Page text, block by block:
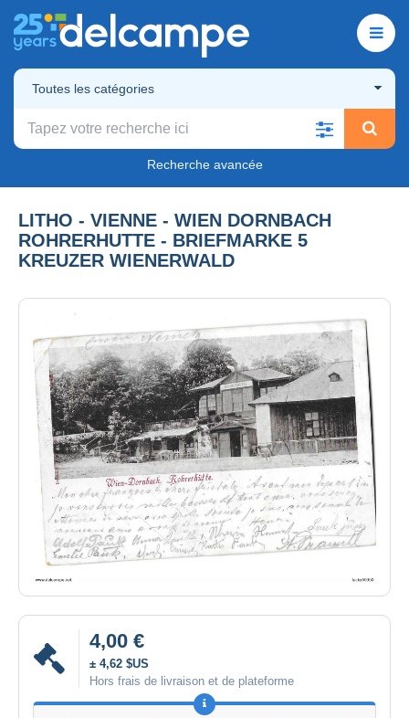
Toutes les catégories
Recherche avancée
LITHO - VIENNE - WIEN DORNBACH
ROHRERHUTTE - BRIEFMARKE 5
KREUZER WIENERWALD
4,00 €
± 4,62 $US
Hors frais de livraison et de plateforme